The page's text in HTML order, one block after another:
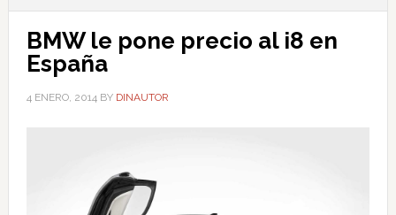
BMW le pone precio al i8 en
España
4 ENERO, 2014BY DINAUTOR